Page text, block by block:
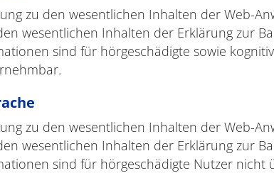
zu den wesentlichen Inhalten der Web-
wesentlichen Inhalten der Erklärung zur
sind für hörgeschädigte sowie
zu den wesentlichen Inhalten der Web-
wesentlichen Inhalten der Erklärung zur
sind für hörgeschädigte Nutzer nicht